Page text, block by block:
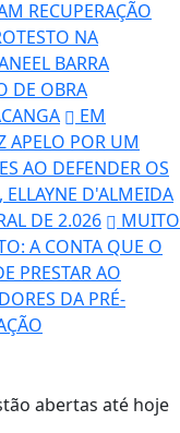
RECUPERAÇÃO
NA
BARRA
DE OBRA
EM
APELO POR UM
AO DEFENDER OS
D'ALMEIDA
DE 2.026
MUITO
A CONTA QUE O
PRESTAR AO
DA PRÉ-